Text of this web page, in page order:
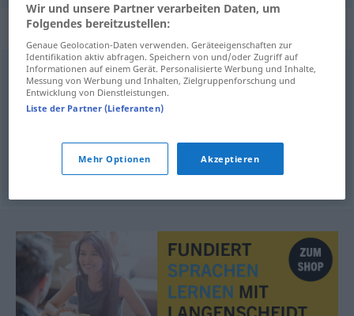
Synonyme für "Hektik"
Aufregung,Stress, Nervosität,Druck,(psychische)
Belastung
Eile,Tempo
Wir und unsere Partner verarbeiten Daten, um
Folgendes bereitzustellen:
Genaue Geolocation-Daten verwenden. Geräteeigenschaften zur
Identifikation aktiv abfragen. Speichern von und/oder Zugriff auf
Informationen auf einem Gerät. Personalisierte Werbung und Inhalte,
Messung von Werbung und Inhalten, Zielgruppenforschung und
Entwicklung von Dienstleistungen.
Liste der Partner (Lieferanten)
Mehr Optionen Akzeptieren